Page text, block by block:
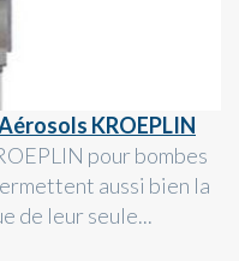
KROEPLIN
pour bombes
aussi bien la
de leur seule...